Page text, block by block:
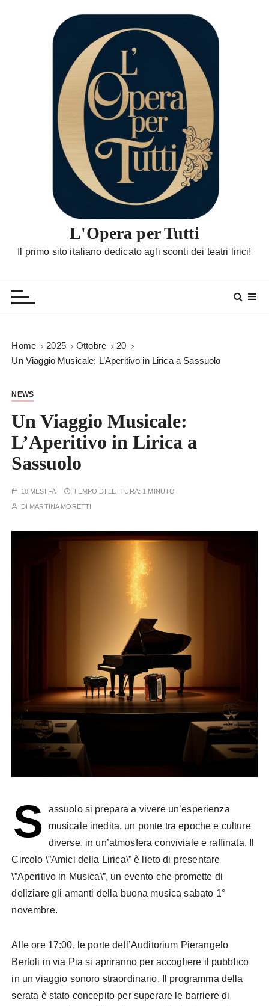
L'Opera per Tutti
Il primo sito italiano dedicato agli sconti dei teatri lirici!
Home 2025 Ottobre
20
Un Viaggio Musicale: L’Aperitivo in Lirica a Sassuolo
NEWS
Un Viaggio Musicale:
L’Aperitivo in Lirica a
Sassuolo
10 MESI FA TEMPO DI LETTURA: 1 MINUTO
DI MARTINA MORETTI
S
assuolo si prepara a vivere un’esperienza
musicale inedita, un ponte tra epoche e culture
diverse, in un’atmosfera conviviale e raffinata. Il
Circolo \”Amici della Lirica\” è lieto di presentare
\”Aperitivo in Musica\”, un evento che promette di
deliziare gli amanti della buona musica sabato 1°
novembre.
Alle ore 17:00, le porte dell’Auditorium Pierangelo
Bertoli in via Pia si apriranno per accogliere il pubblico
in un viaggio sonoro straordinario. Il programma della
serata è stato concepito per superare le barriere di